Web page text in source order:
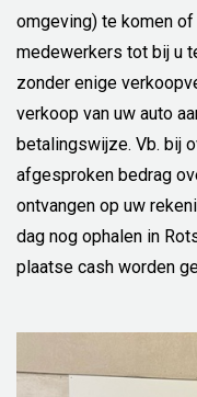
omgeving) te komen
medewerkers tot bij u
zonder enige
verkoop van uw auto
betalingswijze. Vb. bij
afgesproken bedrag
ontvangen op uw
dag nog ophalen in
plaatse cash worden